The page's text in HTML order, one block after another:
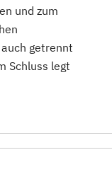
und zum
getrennt
Schluss legt